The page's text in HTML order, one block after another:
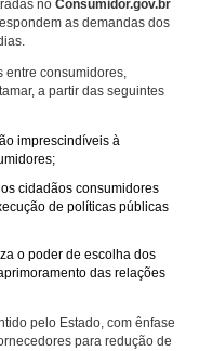
no Consumidor.gov.br
as demandas dos
entre consumidores,
a partir das seguintes
imprescindíveis à
cidadãos consumidores
de políticas públicas
o poder de escolha dos
das relações
pelo Estado, com ênfase
para redução de